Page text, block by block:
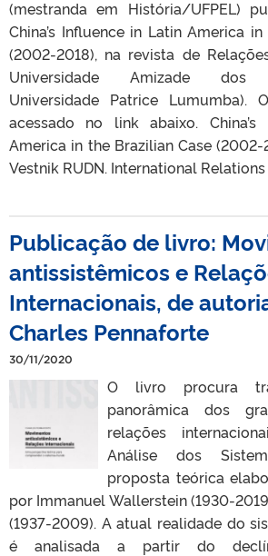
(mestranda em História/UFPEL)
China’s Influence in Latin America
(2002-2018), na revista de
Universidade Amizade
Universidade Patrice Lumumba).
acessado no link abaixo.
America in the Brazilian Case (2002-
Vestnik RUDN. International Relations
Publicação de livro:
antissistêmicos e
Internacionais, de
Charles Pennaforte
30/11/2020
O livro procura
panorâmica dos
relações
Análise dos
proposta teórica
por Immanuel Wallerstein (1930-
(1937-2009). A atual realidade do
é analisada a partir do